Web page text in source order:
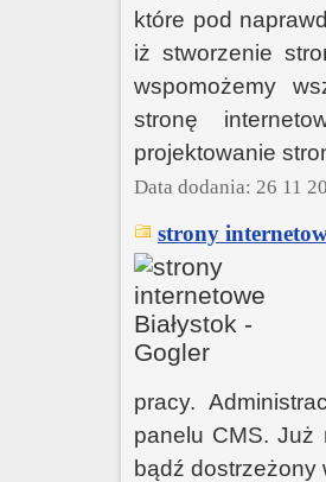
które pod
iż stworzenie
wspomożemy
stronę
projektowanie
Data dodania: 26 11
strony
pracy.
panelu CMS. Już
bądź dostrzeżony